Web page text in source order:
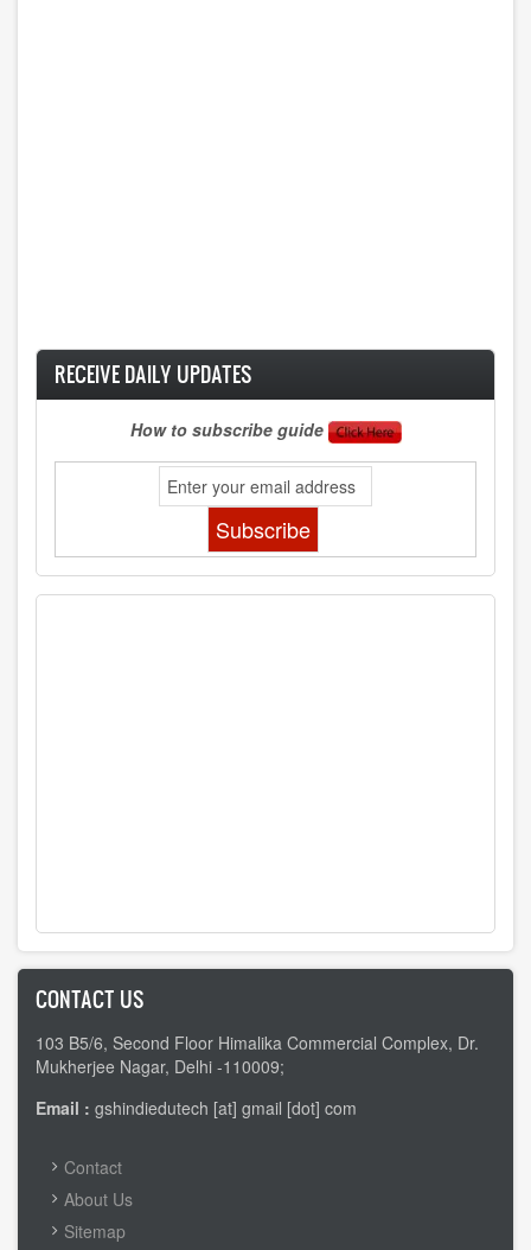
RECEIVE DAILY UPDATES
How to subscribe guide
CONTACT US
103 B5/6, Second Floor Himalika Commercial Complex, Dr.
Mukherjee Nagar, Delhi -110009;
Email : gshindiedutech [at] gmail [dot] com
FOOTER
MENU
Contact
About Us
Sitemap